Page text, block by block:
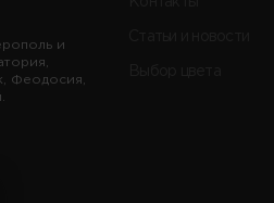
и
Феодосия,